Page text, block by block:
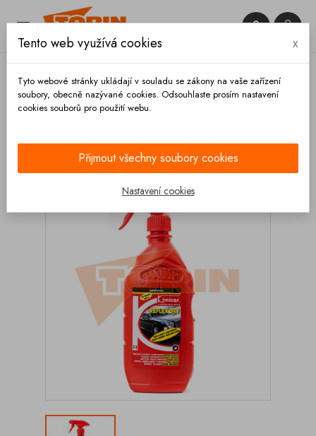
 

Tento web využívá cookies x
Tyto webové stránky ukládají v souladu se zákony na vaše zařízení
soubory, obecně nazývané cookies. Odsouhlaste prosím nastavení
cookies souborů pro použití webu.
Přijmout všechny soubory cookies
Nastavení cookies